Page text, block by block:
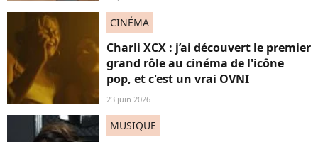
CINÉMA
Charli XCX : j’ai découvert le premier
grand rôle au cinéma de l'icône
pop, et c'est un vrai OVNI
23 juin 2026
MUSIQUE